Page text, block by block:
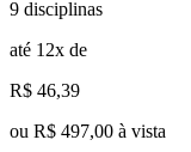
9 disciplinas
até 12x de
R$ 46,39
ou R$ 497,00 à vista